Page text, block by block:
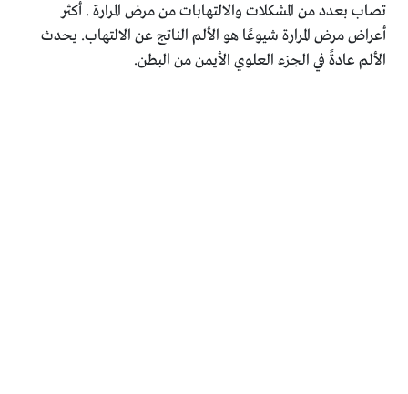
تصاب بعدد من المشكلات والالتهابات من مرض المرارة . أكثر
أعراض مرض المرارة شيوعًا هو الألم الناتج عن الالتهاب. يحدث
الألم عادةً في الجزء العلوي الأيمن من البطن.